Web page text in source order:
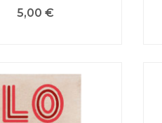
Prix
5,00 €